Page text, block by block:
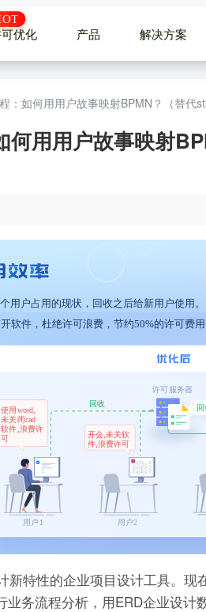
优化 产品 解决方案
：如何用用户故事映射BPMN？（替代
用用户故事映射
特性的企业项目设计工具。
务流程分析，用ERD企业设计